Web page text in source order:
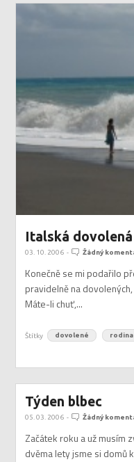
Italská
03. 10. 2006- Žádný
Konečně se mi podařilo
pravidelně na
Máte-li chuť,...
Štítky dovolené rodina
Týden blbec
05. 03. 2006- Žádný
Začátek roku a už musím
dvěma lety jsme si domů